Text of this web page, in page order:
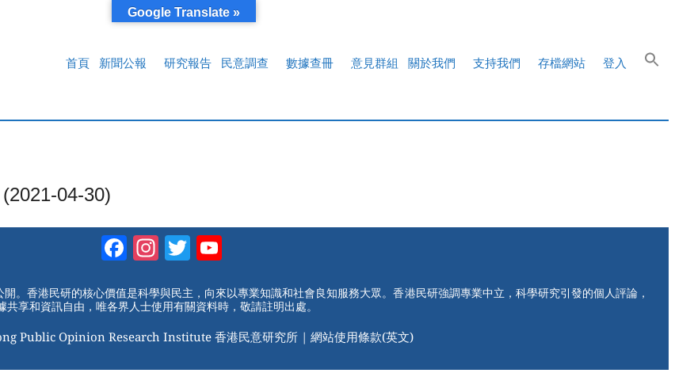
首頁
新聞公報 研究報告 民意調查 數據查冊 意見群組 關於我們 支持我們 存檔網站 登入
04-30)
Facebook
Instagram
Twitter
。香港民研的核心價值是科學與民主，向來以專業知識和社會良知服務大眾。香港民研強調專業中立，科學研究引發的個人評論，
享和資訊自由，唯各界人士使用有關資料時，敬請註明出處。
Public Opinion Research Institute 香港民意研究所 | 網站使用條款(英文)
Google Translate »